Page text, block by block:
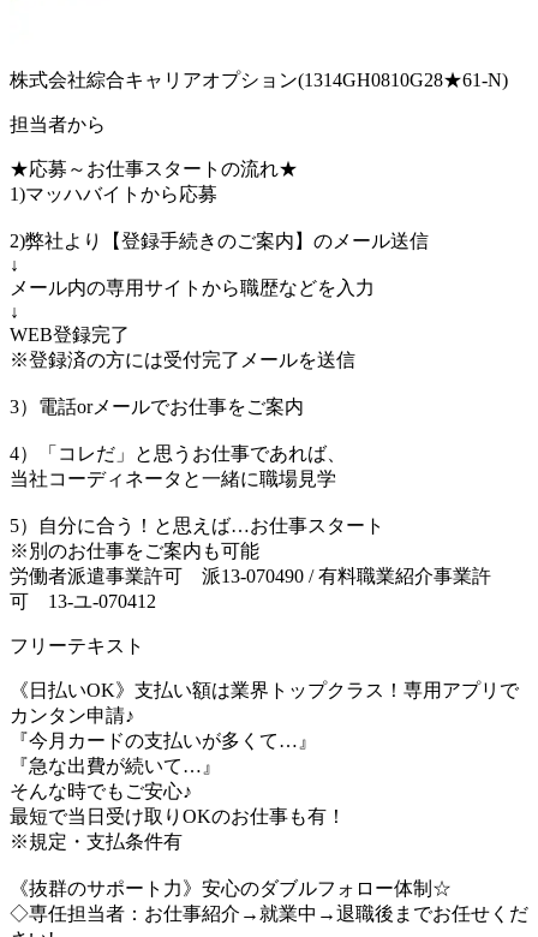
株式会社綜合キャリアオプション(1314GH0810G28★61-N)
担当者から
★応募～お仕事スタートの流れ★
1)マッハバイトから応募
2)弊社より【登録手続きのご案内】のメール送信
↓
メール内の専用サイトから職歴などを入力
↓
WEB登録完了
※登録済の方には受付完了メールを送信
3）電話orメールでお仕事をご案内
4）「コレだ」と思うお仕事であれば、
当社コーディネータと一緒に職場見学
5）自分に合う！と思えば…お仕事スタート
※別のお仕事をご案内も可能
労働者派遣事業許可 派13-070490 / 有料職業紹介事業許
可 13-ユ-070412
フリーテキスト
《日払いOK》支払い額は業界トップクラス！専用アプリで
カンタン申請♪
『今月カードの支払いが多くて…』
『急な出費が続いて…』
そんな時でもご安心♪
最短で当日受け取りOKのお仕事も有！
※規定・支払条件有
《抜群のサポート力》安心のダブルフォロー体制☆
◇専任担当者：お仕事紹介→就業中→退職後までお任せくだ